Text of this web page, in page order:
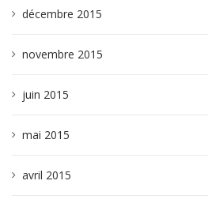
décembre 2015
novembre 2015
juin 2015
mai 2015
avril 2015